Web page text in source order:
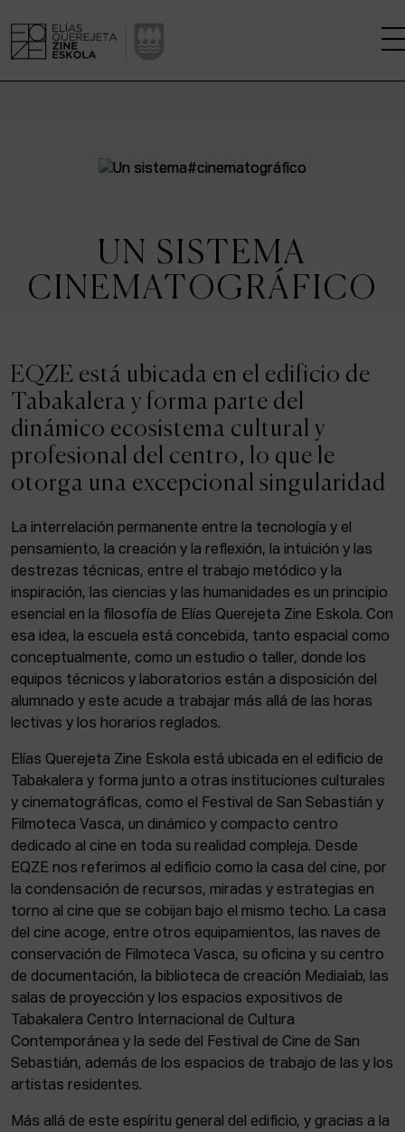
CENTRO DE INVESTIGACIÓN
KINOFABRIKA
LA CASA DEL CINE
ACTUALIDAD
Admisión
Intranet
Facebook Equis Instagram
© Elías Querejeta Zine Eskola 2026
Tabakalera · Andre zigarrogileak plaza, 1
20012 Donostia / San Sebastián
T. 0034 943 545 005
E. info@zine-eskola.eus
UN SISTEMA
CINEMATOGRÁFICO
EQZE está ubicada en el edificio de
Tabakalera y forma parte del
dinámico ecosistema cultural y
profesional del centro, lo que le
otorga una excepcional singularidad
La interrelación permanente entre la tecnología y el
pensamiento, la creación y la reflexión, la intuición y las
destrezas técnicas, entre el trabajo metódico y la
inspiración, las ciencias y las humanidades es un principio
esencial en la filosofía de Elías Querejeta Zine Eskola. Con
esa idea, la escuela está concebida, tanto espacial como
conceptualmente, como un estudio o taller, donde los
equipos técnicos y laboratorios están a disposición del
alumnado y este acude a trabajar más allá de las horas
lectivas y los horarios reglados.
Elías Querejeta Zine Eskola está ubicada en el edificio de
Tabakalera y forma junto a otras instituciones culturales
y cinematográficas, como el Festival de San Sebastián y
Filmoteca Vasca, un dinámico y compacto centro
dedicado al cine en toda su realidad compleja. Desde
EQZE nos referimos al edificio como la casa del cine, por
la condensación de recursos, miradas y estrategias en
torno al cine que se cobijan bajo el mismo techo. La casa
del cine acoge, entre otros equipamientos, las naves de
conservación de Filmoteca Vasca, su oficina y su centro
de documentación, la biblioteca de creación Medialab, las
salas de proyección y los espacios expositivos de
Tabakalera Centro Internacional de Cultura
Contemporánea y la sede del Festival de Cine de San
Sebastián, además de los espacios de trabajo de las y los
artistas residentes.
Más allá de este espíritu general del edificio, y gracias a la